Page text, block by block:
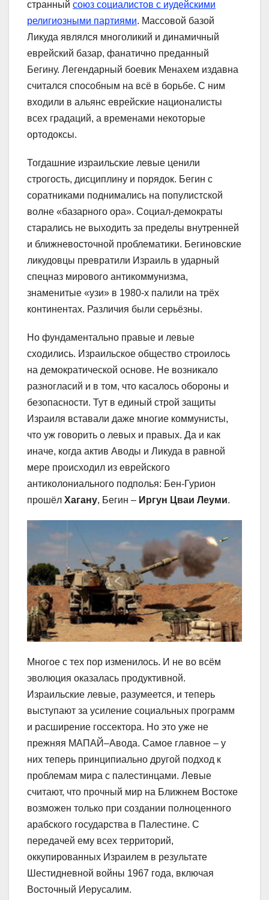
странный союз социалистов с иудейскими
религиозными партиями. Массовой базой
Ликуда являлся многоликий и динамичный
еврейский базар, фанатично преданный
Бегину. Легендарный боевик Менахем издавна
считался способным на всё в борьбе. С ним
входили в альянс еврейские националисты
всех градаций, а временами некоторые
ортодоксы.
Тогдашние израильские левые ценили
строгость, дисциплину и порядок. Бегин с
соратниками поднимались на популистской
волне «базарного ора». Социал-демократы
старались не выходить за пределы внутренней
и ближневосточной проблематики. Бегиновские
ликудовцы превратили Израиль в ударный
спецназ мирового антикоммунизма,
знаменитые «узи» в 1980-х палили на трёх
континентах. Различия были серьёзны.
Но фундаментально правые и левые
сходились. Израильское общество строилось
на демократической основе. Не возникало
разногласий и в том, что касалось обороны и
безопасности. Тут в единый строй защиты
Израиля вставали даже многие коммунисты,
что уж говорить о левых и правых. Да и как
иначе, когда актив Аводы и Ликуда в равной
мере происходил из еврейского
антиколониального подполья: Бен-Гурион
прошёл Хагану, Бегин – Иргун Цваи Леуми.
Многое с тех пор изменилось. И не во всём
эволюция оказалась продуктивной.
Израильские левые, разумеется, и теперь
выступают за усиление социальных программ
и расширение госсектора. Но это уже не
прежняя МАПАЙ–Авода. Самое главное – у
них теперь принципиально другой подход к
проблемам мира с палестинцами. Левые
считают, что прочный мир на Ближнем Востоке
возможен только при создании полноценного
арабского государства в Палестине. С
передачей ему всех территорий,
оккупированных Израилем в результате
Шестидневной войны 1967 года, включая
Восточный Иерусалим.